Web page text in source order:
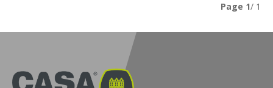
Page 1/ 1